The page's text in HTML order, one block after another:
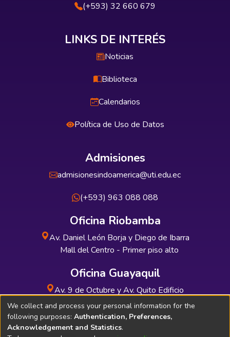
(+593) 32 660 679
LINKS DE INTERÉS
Noticias
Biblioteca
Calendarios
Política de Uso de Datos
Admisiones
admisionesindoamerica@uti.edu.ec
(+593) 963 088 088
Oficina Riobamba
Av. Daniel León Borja y Diego de Ibarra
Mall del Centro - Primer piso alto
Oficina Guayaquil
Av. 9 de Octubre y Av. Quito Edificio
INDUAUTO - Planta baja
We collect and process your personal information for the
following purposes: Authentication, Preferences,
Acknowledgement and Statistics.